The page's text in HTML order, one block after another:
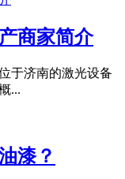
商家简介
于济南的激光设备
...
漆？